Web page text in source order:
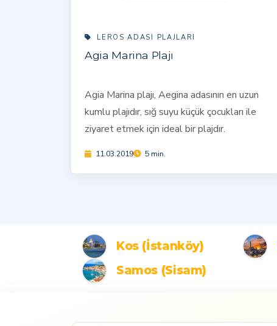
LEROS ADASI PLAJLARI
Agia Marina Plajı
Agia Marina plajı, Aegina adasının en uzun
kumlu plajıdır, sığ suyu küçük çocukları ile
ziyaret etmek için ideal bir plajdır.
11.03.2019 5 min.
Kos (İstanköy)
Samos (Sisam)